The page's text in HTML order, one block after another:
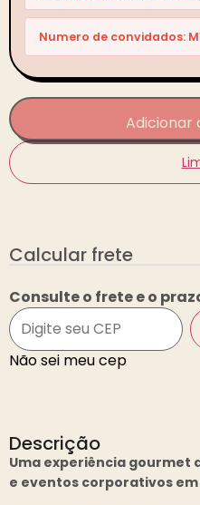
Numero de convidados:
Adicionar
Calcular frete
Consulte o frete e o
Não sei meu cep
Descrição
Uma experiência
e eventos corporativos